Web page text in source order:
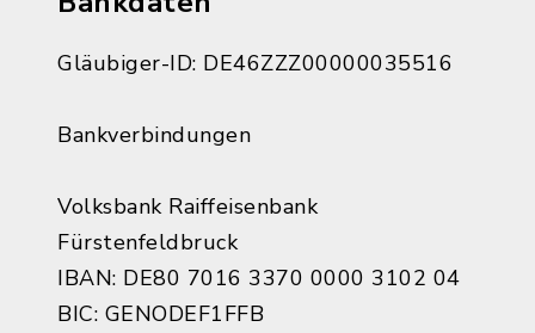
Gläubiger-ID: DE46ZZZ00000035516
Bankverbindungen
Volksbank Raiffeisenbank
Fürstenfeldbruck
IBAN: DE80 7016 3370 0000 3102 04
BIC: GENODEF1FFB